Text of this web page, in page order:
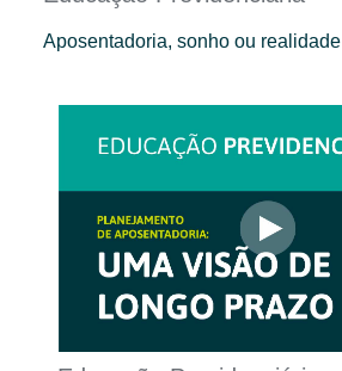
Aposentadoria, sonho ou realidade